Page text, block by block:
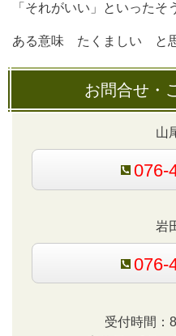
「それがいい」といったそ
ある意味 たくましい と思
お問合せ・
山
076-
岩
076-
受付時間：